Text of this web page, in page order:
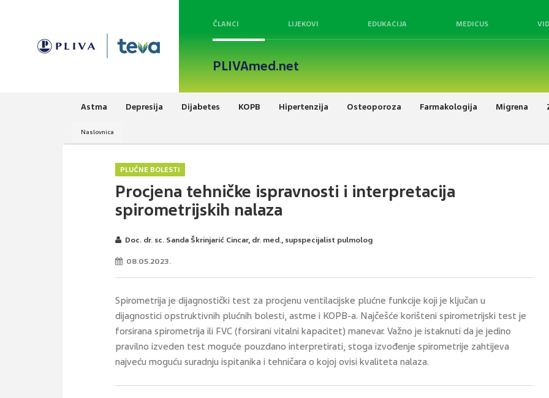
ČLANCI LIJEKOVI EDUKACIJA MEDICUS
PLIVAmed.net
Astma Depresija Dijabetes KOPB Hipertenzija Osteoporoza Farmakologija Migrena
Naslovnica
PLUĆNE BOLESTI
Procjena tehničke ispravnosti i interpretacija
spirometrijskih nalaza
Doc. dr. sc. Sanda Škrinjarić Cincar, dr. med., supspecijalist pulmolog
08.05.2023.
Spirometrija je dijagnostički test za procjenu ventilacijske plućne funkcije koji je ključan u
dijagnostici opstruktivnih plućnih bolesti, astme i KOPB-a. Najčešće korišteni spirometrijski test je
forsirana spirometrija ili FVC (forsirani vitalni kapacitet) manevar. Važno je istaknuti da je jedino
pravilno izveden test moguće pouzdano interpretirati, stoga izvođenje spirometrije zahtijeva
najveću moguću suradnju ispitanika i tehničara o kojoj ovisi kvaliteta nalaza.